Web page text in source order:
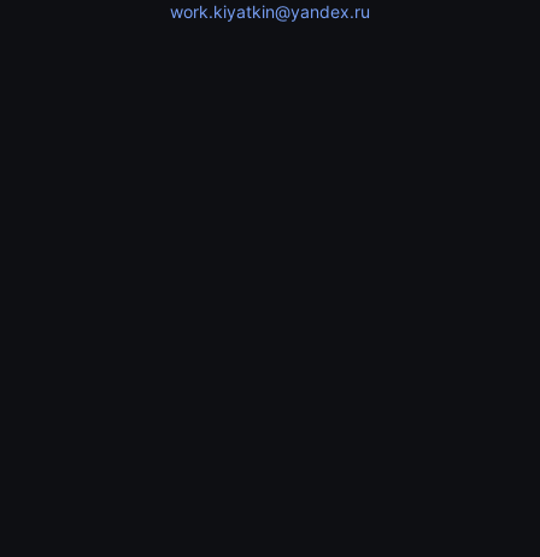
work.kiyatkin@yandex.ru